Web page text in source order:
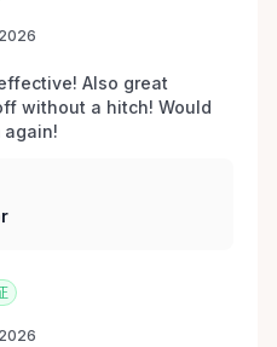
Also great
without a hitch! Would
again!